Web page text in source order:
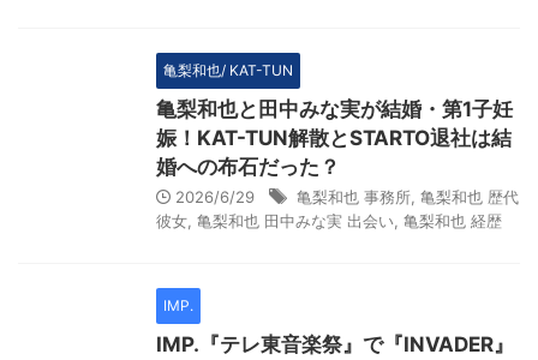
亀梨和也/ KAT-TUN
亀梨和也と田中みな実が結婚・第1子妊
娠！KAT-TUN解散とSTARTO退社は結
婚への布石だった？
2026/6/29 亀梨和也 事務所 亀梨和也 歴代
彼女 亀梨和也 田中みな実 出会い 亀梨和也 経歴
IMP.
IMP.『テレ東音楽祭』で『INVADER』